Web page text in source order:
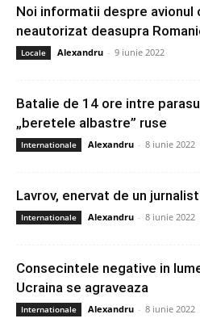
Noi informatii despre avionul
neautorizat deasupra
Locale Alexandru - 9 iunie 2022
Batalie de 14 ore intre
„beretele albastre” ruse
Internationale Alexandru - 8 iunie 2022
Lavrov, enervat de un
Internationale Alexandru - 8 iunie 2022
Consecintele negative in
Ucraina se agraveaza
Internationale Alexandru - 8 iunie 2022